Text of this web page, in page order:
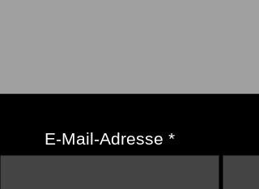
E-Mail-Adresse*